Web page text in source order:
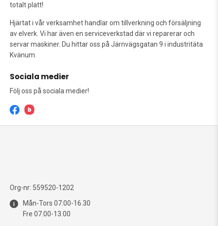
totalt platt!
Hjärtat i vår verksamhet handlar om tillverkning och försäljning
av elverk. Vi har även en serviceverkstad där vi reparerar och
servar maskiner. Du hittar oss på Järnvägsgatan 9 i industritäta
Kvänum.
Sociala medier
Följ oss på sociala medier!
Org-nr: 559520-1202
Mån-Tors 07.00-16.30
Fre 07.00-13.00